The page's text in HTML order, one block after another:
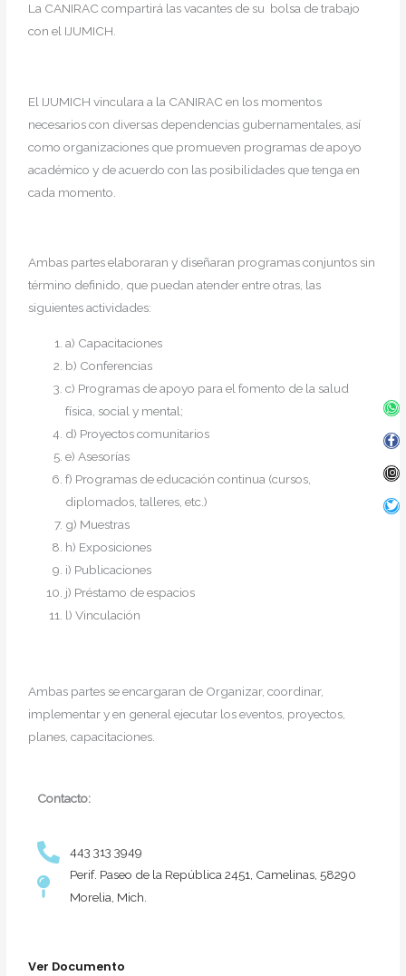
La CANIRAC compartirá las vacantes de su bolsa de trabajo
con el IJUMICH.
El IJUMICH vinculara a la CANIRAC en los momentos
necesarios con diversas dependencias gubernamentales, así
como organizaciones que promueven programas de apoyo
académico y de acuerdo con las posibilidades que tenga en
cada momento.
Ambas partes elaboraran y diseñaran programas conjuntos sin
término definido, que puedan atender entre otras, las
siguientes actividades:
a) Capacitaciones
b) Conferencias
c) Programas de apoyo para el fomento de la salud
física, social y mental;
d) Proyectos comunitarios
e) Asesorías
f) Programas de educación continua (cursos,
diplomados, talleres, etc.)
g) Muestras
h) Exposiciones
i) Publicaciones
j) Préstamo de espacios
l) Vinculación
Ambas partes se encargaran de Organizar, coordinar,
implementar y en general ejecutar los eventos, proyectos,
planes, capacitaciones.
Contacto:
443 313 3949
Perif. Paseo de la República 2451, Camelinas, 58290
Morelia, Mich.
Ver Documento
f